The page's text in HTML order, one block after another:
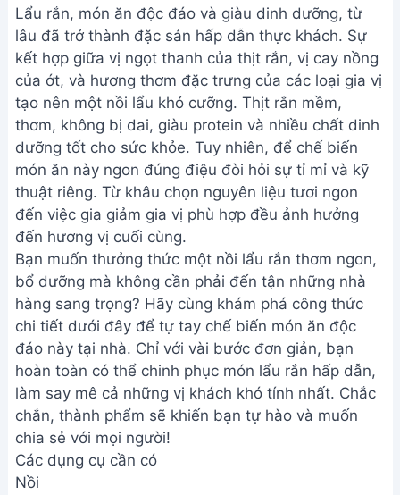
Lẩu rắn, món ăn độc đáo và giàu dinh dưỡng, từ
lâu đã trở thành đặc sản hấp dẫn thực khách. Sự
kết hợp giữa vị ngọt thanh của thịt rắn, vị cay nồng
của ớt, và hương thơm đặc trưng của các loại gia vị
tạo nên một nồi lẩu khó cưỡng. Thịt rắn mềm,
thơm, không bị dai, giàu protein và nhiều chất dinh
dưỡng tốt cho sức khỏe. Tuy nhiên, để chế biến
món ăn này ngon đúng điệu đòi hỏi sự tỉ mỉ và kỹ
thuật riêng. Từ khâu chọn nguyên liệu tươi ngon
đến việc gia giảm gia vị phù hợp đều ảnh hưởng
đến hương vị cuối cùng.
Bạn muốn thưởng thức một nồi lẩu rắn thơm ngon,
bổ dưỡng mà không cần phải đến tận những nhà
hàng sang trọng? Hãy cùng khám phá công thức
chi tiết dưới đây để tự tay chế biến món ăn độc
đáo này tại nhà. Chỉ với vài bước đơn giản, bạn
hoàn toàn có thể chinh phục món lẩu rắn hấp dẫn,
làm say mê cả những vị khách khó tính nhất. Chắc
chắn, thành phẩm sẽ khiến bạn tự hào và muốn
chia sẻ với mọi người!
Các dụng cụ cần có
Nồi